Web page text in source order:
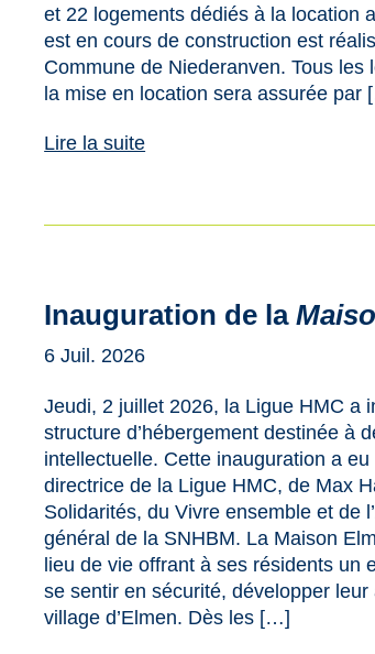
et 22 logements dédiés à la location
est en cours de construction est
Commune de Niederanven. Tous
la mise en location sera assurée par
Lire la suite
Inauguration de la
6 Juil. 2026
Jeudi, 2 juillet 2026, la Ligue HMC a
structure d’hébergement destinée à
intellectuelle. Cette inauguration a
directrice de la Ligue HMC, de Max
Solidarités, du Vivre ensemble et de
général de la SNHBM. La Maison
lieu de vie offrant à ses résidents un
se sentir en sécurité, développer
village d’Elmen. Dès les […]